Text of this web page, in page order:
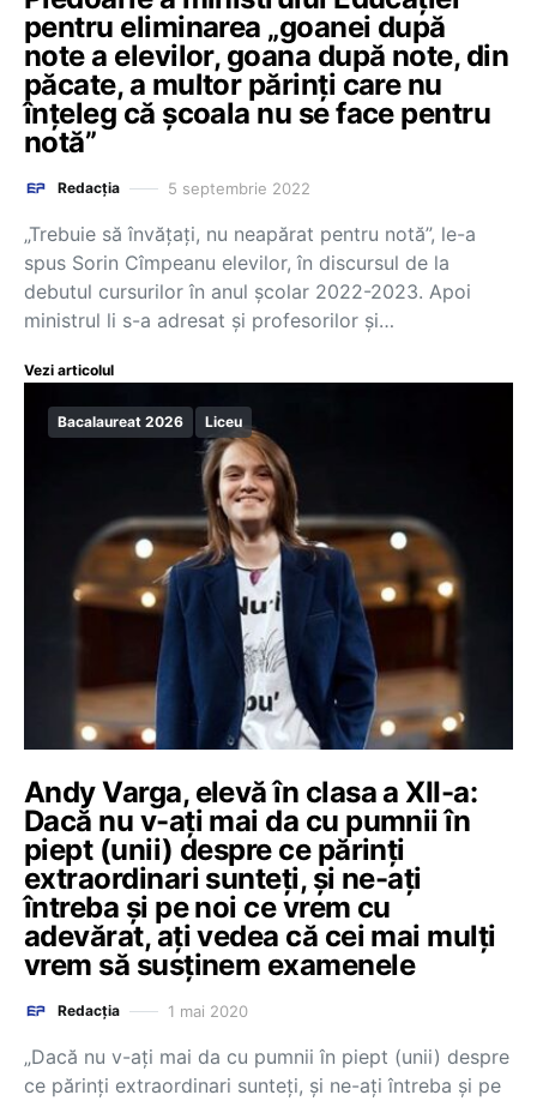
pentru eliminarea „goanei după
note a elevilor, goana după note, din
păcate, a multor părinți care nu
înțeleg că școala nu se face pentru
notă”
Redacția 5 septembrie 2022
„Trebuie să învățați, nu neapărat pentru notă”, le-a
spus Sorin Cîmpeanu elevilor, în discursul de la
debutul cursurilor în anul școlar 2022-2023. Apoi
ministrul li s-a adresat și profesorilor și…
Vezi articolul
Bacalaureat 2026 Liceu
Andy Varga, elevă în clasa a XII-a:
Dacă nu v-ați mai da cu pumnii în
piept (unii) despre ce părinți
extraordinari sunteți, și ne-ați
întreba și pe noi ce vrem cu
adevărat, ați vedea că cei mai mulți
vrem să susținem examenele
Redacția 1 mai 2020
„Dacă nu v-ați mai da cu pumnii în piept (unii) despre
ce părinți extraordinari sunteți, și ne-ați întreba și pe